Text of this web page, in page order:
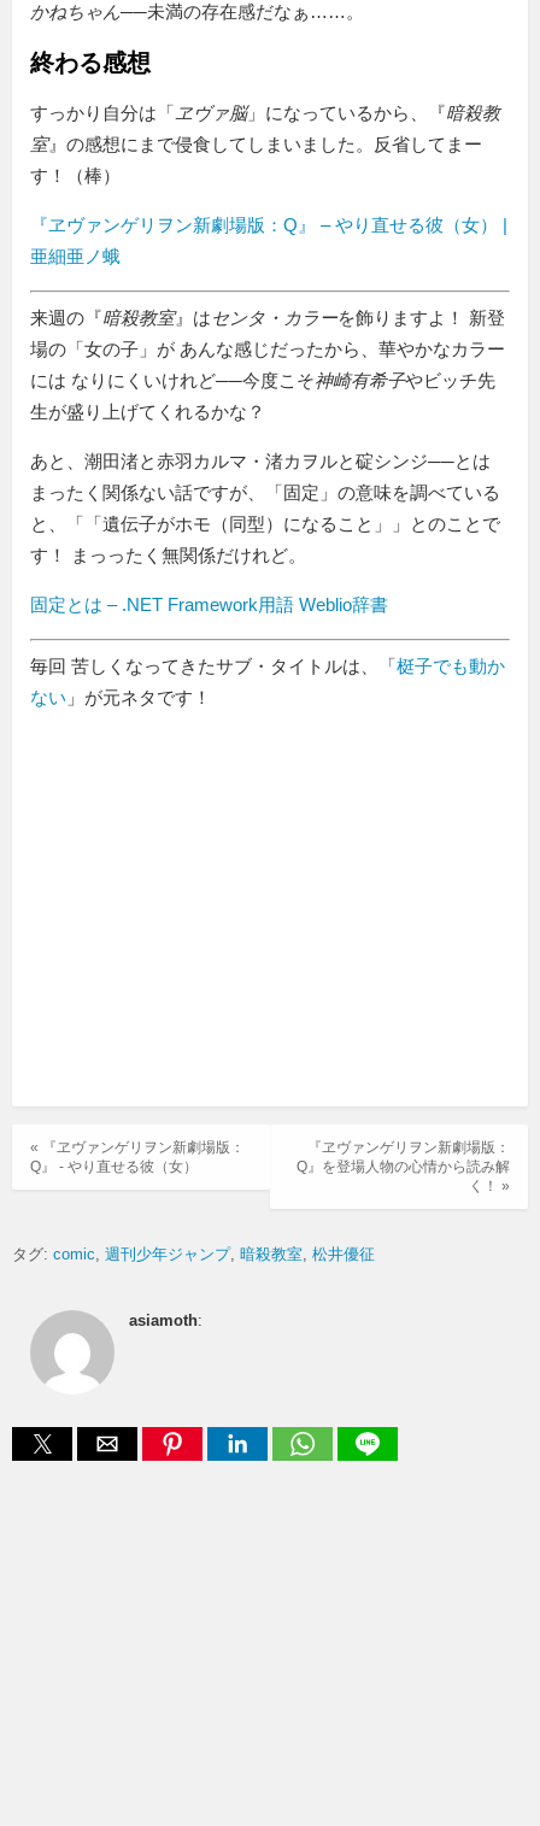
かねちゃん──未満の存在感だなぁ……。
終わる感想
すっかり自分は「 ヱヴァ脳」になっているから、『暗殺教
室』の感想にまで侵食してしまいました。反省してまー
す！（棒）
『ヱヴァンゲリヲン新劇場版：Q』 – やり直せる彼（女） |
亜細亜ノ蛾
来週の『暗殺教室』はセンタ・カラーを飾りますよ！ 新登
場の「女の子」が あんな感じだったから、華やかなカラー
には なりにくいけれど──今度こそ神崎有希子やビッチ先
生が盛り上げてくれるかな？
あと、潮田渚と赤羽カルマ・渚カヲルと碇シンジ──とは
まったく関係ない話ですが、「固定」の意味を調べている
と、「
遺伝子がホモ（同型）になること
」とのことで
す！ まっったく無関係だけれど。
固定とは – .NET Framework用語 Weblio辞書
毎回 苦しくなってきたサブ・タイトルは、「梃子でも動か
ない 」が元ネタです！
『ヱヴァンゲリヲン新劇場版：
Q』を登場人物の心情から読み解
く！ »
« 『ヱヴァンゲリヲン新劇場版：
Q』 - やり直せる彼（女）
タグ: comic 週刊少年ジャンプ 暗殺教室 松井優征
asiamoth: